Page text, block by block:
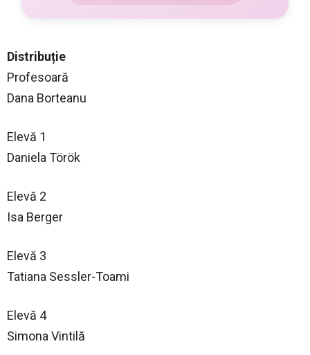
Distribuție
Profesoară
Dana Borteanu
Elevă 1
Daniela Török
Elevă 2
Isa Berger
Elevă 3
Tatiana Sessler-Toami
Elevă 4
Simona Vintilă